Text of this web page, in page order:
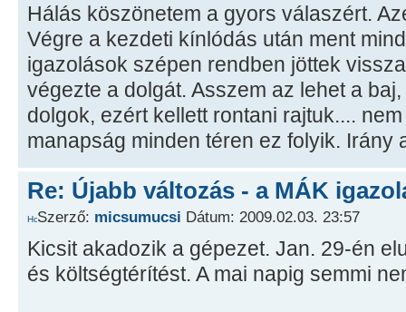
Hálás köszönetem a gyors válaszért.
Végre a kezdeti kínlódás után ment
igazolások szépen rendben jöttek
végezte a dolgát. Asszem az lehet a
dolgok, ezért kellett rontani rajtuk....
manapság minden téren ez folyik. Irány
Re: Újabb változás - a MÁK
Szerző: micsumucsi Dátum: 2009.02.03. 23:57
Kicsit akadozik a gépezet. Jan. 29-én
és költségtérítést. A mai napig semmi